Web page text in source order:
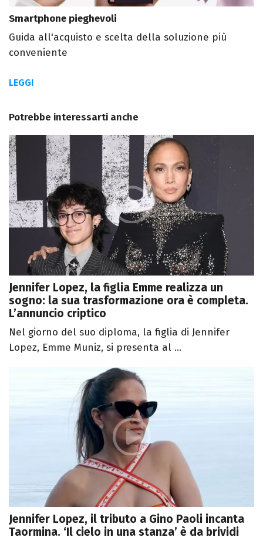
Smartphone pieghevoli
Guida all'acquisto e scelta della soluzione più
conveniente
LEGGI
Potrebbe interessarti anche
Jennifer Lopez, la figlia Emme realizza un
sogno: la sua trasformazione ora è completa.
L’annuncio criptico
Nel giorno del suo diploma, la figlia di Jennifer
Lopez, Emme Muniz, si presenta al ...
Jennifer Lopez, il tributo a Gino Paoli incanta
Taormina. ‘Il cielo in una stanza’ è da brividi